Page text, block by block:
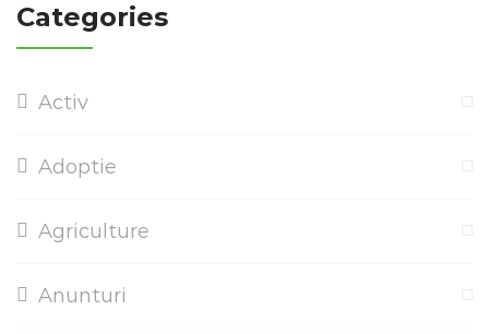
Categories
Activ
Adoptie
Agriculture
Anunturi